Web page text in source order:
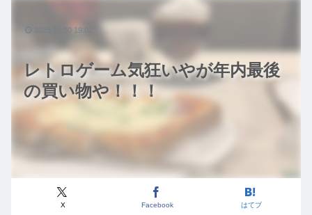
レトロゲーム気狂いやが年内最後
の買い物や！！！
X Facebook はてブ
2025.12.30 19:02